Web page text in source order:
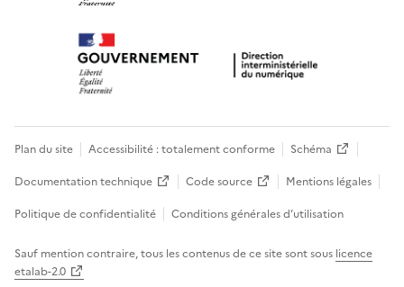
Plan du site Accessibilité : totalement conforme
Schéma
Documentation technique
Code source
Mentions légales
Politique de confidentialité
Conditions générales d’utilisation
Sauf mention contraire, tous les contenus de ce site sont sous licence
etalab-2.0